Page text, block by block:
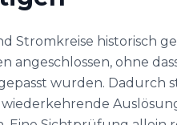
Stromkreise historisch
angeschlossen, ohne
wurden. Dadurch